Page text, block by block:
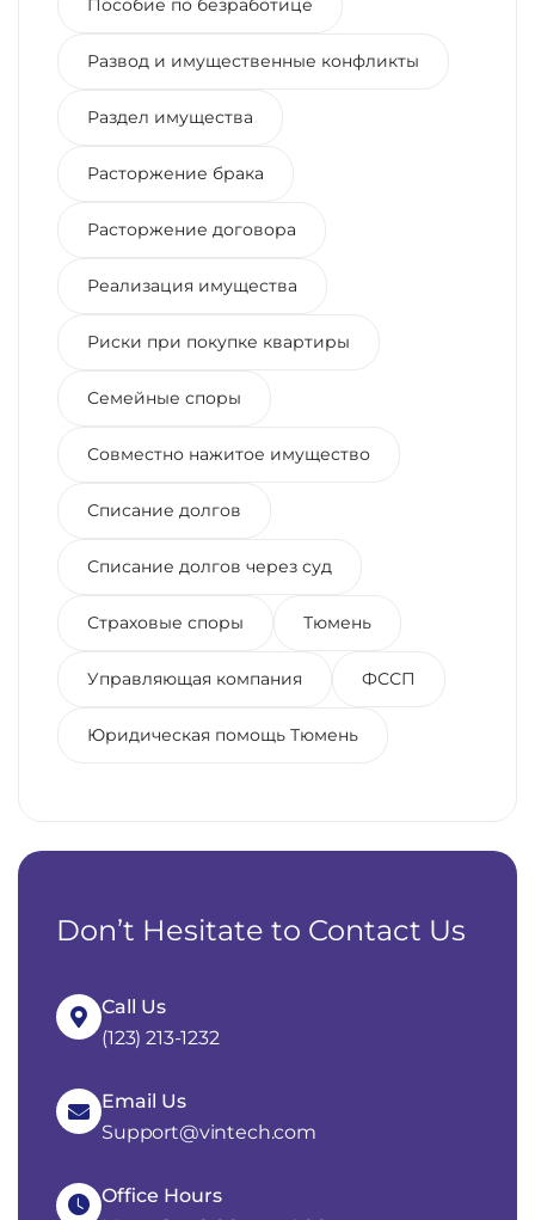
Пособие по безработице
Развод и имущественные конфликты
Раздел имущества
Расторжение брака
Расторжение договора
Реализация имущества
Риски при покупке квартиры
Семейные споры
Совместно нажитое имущество
Списание долгов
Списание долгов через суд
Страховые споры Тюмень
Управляющая компания ФССП
Юридическая помощь Тюмень
Don’t Hesitate to Contact Us
Call Us
(123) 213-1232
Email Us
Support@vintech.com
Office Hours